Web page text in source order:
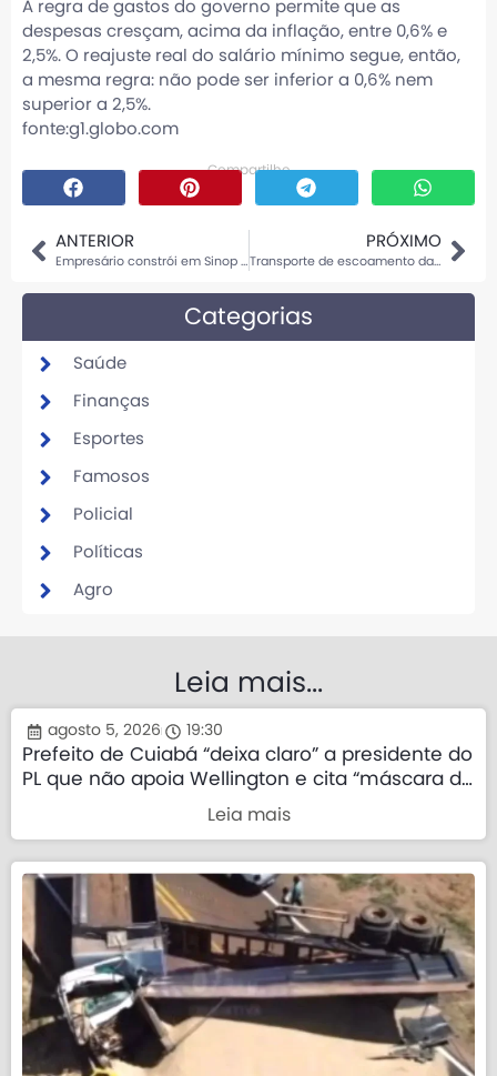
A regra de gastos do governo permite que as
despesas cresçam, acima da inflação, entre 0,6% e
2,5%. O reajuste real do salário mínimo segue, então,
a mesma regra: não pode ser inferior a 0,6% nem
superior a 2,5%.
fonte:g1.globo.com
Compartilhe
ANTERIOR
Empresário constrói em Sinop primeira casa com impressora 3D do Brasil
PRÓXIMO
Transporte de escoamento da safra terá R$ 4,5 bi de investimento
Categorias
Saúde
Finanças
Esportes
Famosos
Policial
Políticas
Agro
Leia mais...
agosto 5, 2026 19:30
Prefeito de Cuiabá “deixa claro” a presidente do
PL que não apoia Wellington e cita “máscara da
Leia mais